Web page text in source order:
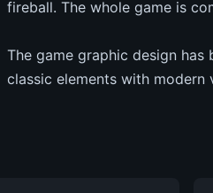
fireball. The whole game is
The game graphic design
classic elements with modern